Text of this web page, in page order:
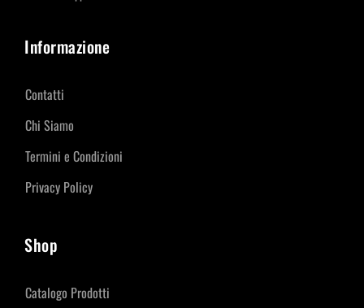
Informazione
Contatti
Chi Siamo
Termini e Condizioni
Privacy Policy
Shop
Catalogo Prodotti